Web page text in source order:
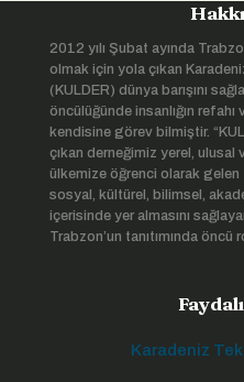
2012 yılı Şubat ayında
olmak için yola çıkan
(KULDER) dünya barışını
öncülüğünde insanlığın refahı
kendisine görev bilmiştir.
çıkan derneğimiz yerel, ulusal
ülkemize öğrenci olarak
sosyal, kültürel, bilimsel,
içerisinde yer almasını
Trabzon’un tanıtımında öncü
Karadeniz